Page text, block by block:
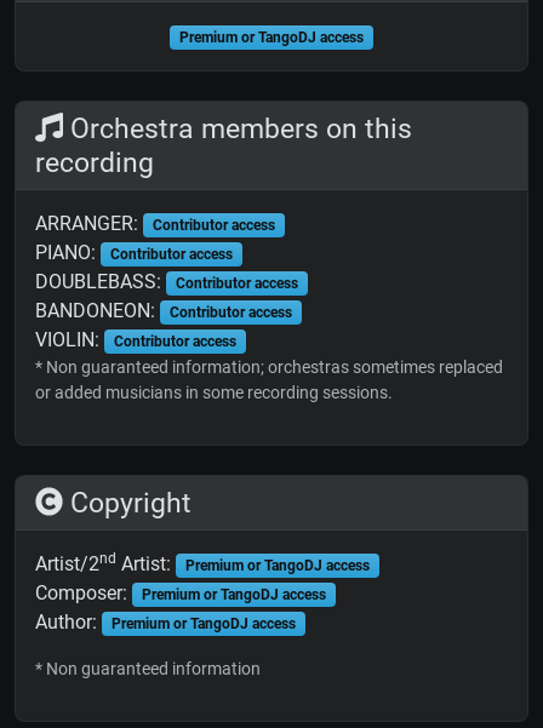
Premium or TangoDJ access
Orchestra members on this
recording
ARRANGER: Contributor access
PIANO: Contributor access
DOUBLEBASS: Contributor access
BANDONEON: Contributor access
VIOLIN: Contributor access
* Non guaranteed information; orchestras sometimes replaced
or added musicians in some recording sessions.
Copyright
Artist/2nd Artist: Premium or TangoDJ access
Composer: Premium or TangoDJ access
Author: Premium or TangoDJ access
* Non guaranteed information